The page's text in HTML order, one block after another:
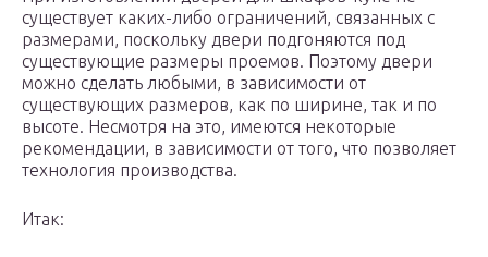
существует каких-либо ограничений, связанных с
размерами, поскольку двери подгоняются под
существующие размеры проемов. Поэтому двери
можно сделать любыми, в зависимости от
существующих размеров, как по ширине, так и по
высоте. Несмотря на это, имеются некоторые
рекомендации, в зависимости от того, что позволяет
технология производства.
Итак: